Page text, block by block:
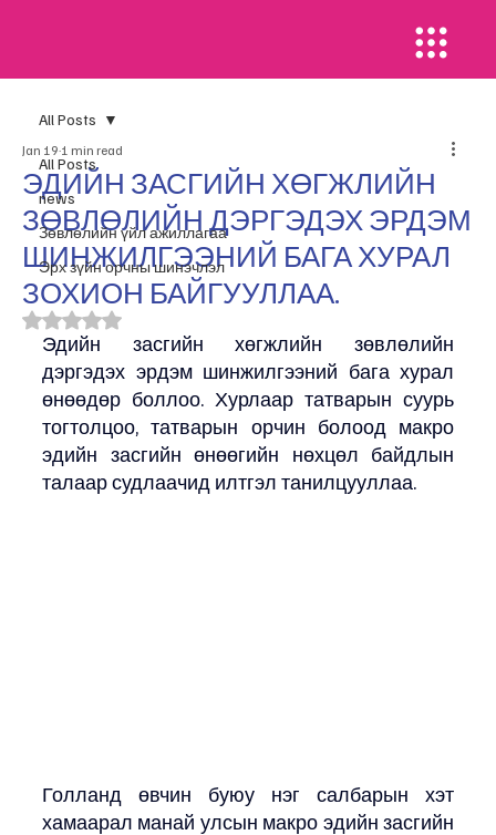
All Posts
news
​Зөвлөлийн үйл ажиллагаа
Эрх зүйн орчны шинэчлэл
All Posts
ЭДИЙН ЗАСГИЙН ХӨГЖЛИЙН
ЗӨВЛӨЛИЙН ДЭРГЭДЭХ ЭРДЭМ
ШИНЖИЛГЭЭНИЙ БАГА ХУРАЛ
ЗОХИОН БАЙГУУЛЛАА.
Jan 19 1 min read
Rated NaN out of 5 stars.
Эдийн засгийн хөгжлийн зөвлөлийн
дэргэдэх эрдэм шинжилгээний бага хурал
өнөөдөр боллоо. Хурлаар татварын суурь
тогтолцоо, татварын орчин болоод макро
эдийн засгийн өнөөгийн нөхцөл байдлын
талаар судлаачид илтгэл танилцууллаа.
Голланд өвчин буюу нэг салбарын хэт
хамаарал манай улсын макро эдийн засгийн